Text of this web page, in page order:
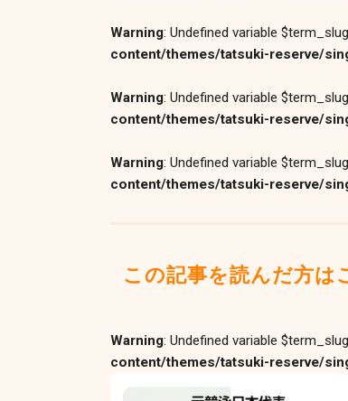
Warning: Undefined variable
content/themes/tatsuki-reserve/
Warning: Undefined variable
content/themes/tatsuki-reserve/
Warning: Undefined variable
content/themes/tatsuki-reserve/
この記事を読んだ方は
Warning: Undefined variable
content/themes/tatsuki-reserve/